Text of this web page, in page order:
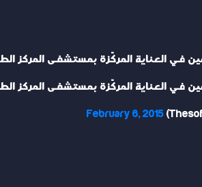
في العناية المركّزة بمستشفى المركز
في العناية المركّزة بمستشفى المركز
February 6, 2015